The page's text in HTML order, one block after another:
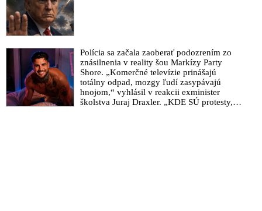
Polícia sa začala zaoberať podozrením zo
znásilnenia v reality šou Markízy Party
Shore. „Komerčné televízie prinášajú
totálny odpad, mozgy ľudí zasypávajú
hnojom,“ vyhlásil v reakcii exminister
školstva Juraj Draxler. „KDE SÚ protesty,